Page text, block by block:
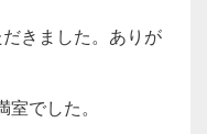
きました。ありが
でした。